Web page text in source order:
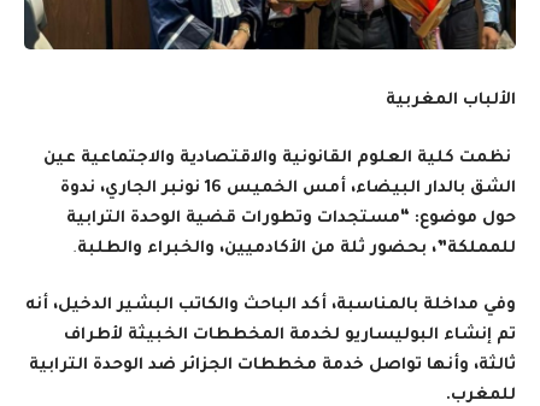
الألباب المغربية
نظمت كلية العلوم القانونية والاقتصادية والاجتماعية عين
الشق بالدار البيضاء، أمس الخميس 16 نونبر الجاري، ندوة
حول موضوع: “مستجدات وتطورات قضية الوحدة الترابية
للمملكة”، بحضور ثلة من الأكادميين، والخبراء والطلبة.
وفي مداخلة بالمناسبة، أكد الباحث والكاتب البشير الدخيل، أنه
تم إنشاء البوليساريو لخدمة المخططات الخبيثة لأطراف
ثالثة، وأنها تواصل خدمة مخططات الجزائر ضد الوحدة الترابية
للمغرب.